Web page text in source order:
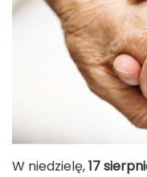
W niedzielę,17